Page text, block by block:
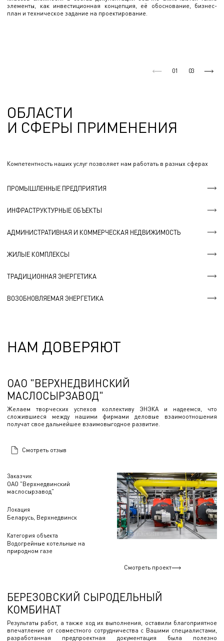
элементы, как инвестиционная концепция, её обоснование, бизнес-
план и техническое задание на проектирование.
01 03
ОБЛАСТИ
И СФЕРЫ ПРИМЕНЕНИЯ
Компетентность наших услуг позволяет нам работать в разных сферах
ПРОМЫШЛЕННЫЕ ПРЕДПРИЯТИЯ
ИНФРАСТРУКТУРНЫЕ ОБЪЕКТЫ
АДМИНИСТРАТИВНАЯ И КОММЕРЧЕСКАЯ НЕДВИЖИМОСТЬ
ЖИЛЫЕ КОМПЛЕКСЫ
ТРАДИЦИОННАЯ ЭНЕРГЕТИКА
ВОЗОБНОВЛЯЕМАЯ ЭНЕРГЕТИКА
НАМ ДОВЕРЯЮТ
Заказчик
ОАО "Верхнедвинский
маслосырзавод"
Локация
Беларусь, Верхнедвинск
Категория объекта
Водогрейные котельные на
природном газе
ОАО "ВЕРХНЕДВИНСКИЙ
МАСЛОСЫРЗАВОД"
Желаем творческих успехов коллективу ЭНЭКА и надеемся, что
сложившиеся между нашими фирмами деловые взаимоотношения
получат свое дальнейшее взаимовыгодное развитие.
Смотреть отзыв
Смотреть проект
БЕРЕЗОВСКИЙ СЫРОДЕЛЬНЫЙ
КОМБИНАТ
Результаты работ, а также ход их выполнения, оставили благоприятное
впечатление от совместного сотрудничества с Вашими специалистами,
разработанная предпроектная документация была полезно